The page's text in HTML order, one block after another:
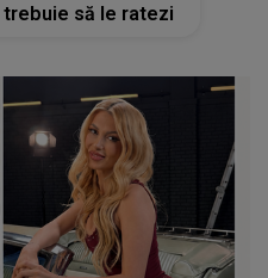
să le ratezi